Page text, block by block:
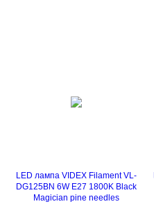
LED лампа VIDEX Filament VL-
DG125BN 6W E27 1800K Black
Magician pine needles